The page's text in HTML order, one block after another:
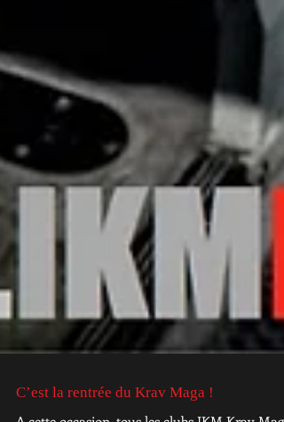
C’est la rentrée du Krav Maga !